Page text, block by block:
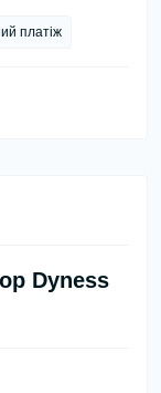
платіж
Dyness